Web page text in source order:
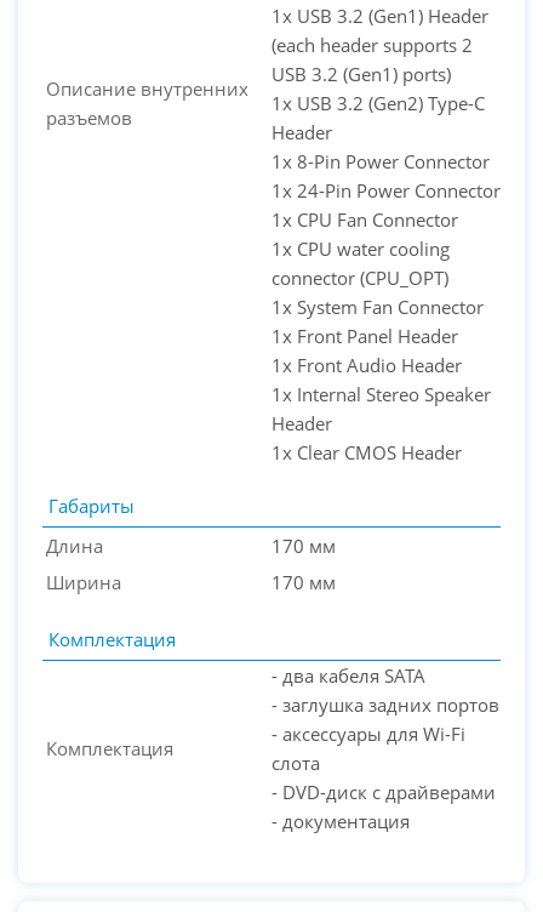
Описание внутренних
разъемов
1x USB 3.2 (Gen1) Header
(each header supports 2
USB 3.2 (Gen1) ports)
1x USB 3.2 (Gen2) Type-C
Header
1x 8-Pin Power Connector
1x 24-Pin Power Connector
1x CPU Fan Connector
1x CPU water cooling
connector (CPU_OPT)
1x System Fan Connector
1x Front Panel Header
1x Front Audio Header
1x Internal Stereo Speaker
Header
1x Clear CMOS Header
Габариты
Длина
170 мм
Ширина
170 мм
Комплектация
Комплектация
- два кабеля SATA
- заглушка задних портов
- аксессуары для Wi-Fi
слота
- DVD-диск с драйверами
- документация